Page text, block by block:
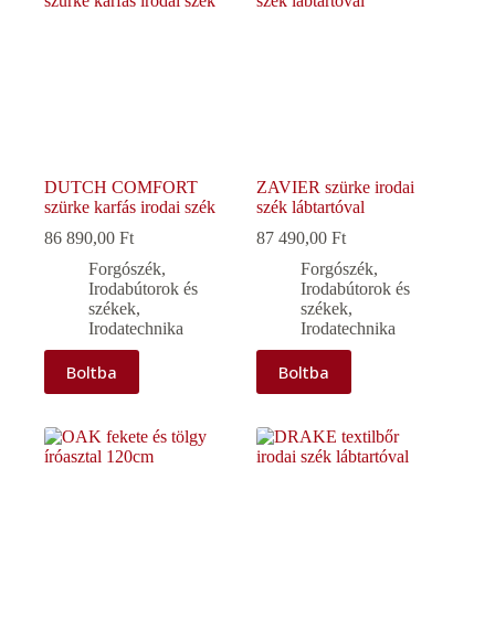
DUTCH COMFORT
szürke karfás irodai szék
86 890,00 Ft
Forgószék,
Irodabútorok és
székek,
Irodatechnika
Boltba
ZAVIER szürke irodai
szék lábtartóval
87 490,00Ft
Forgószék,
Irodabútorok és
székek,
Irodatechnika
Boltba